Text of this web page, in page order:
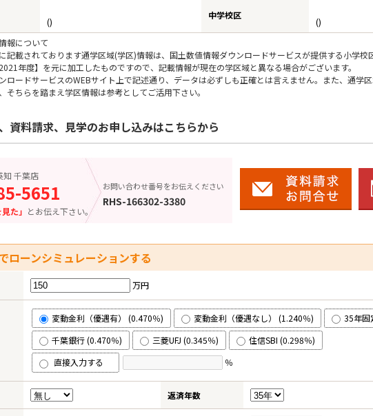
()
中学校区
()
報について
記載されております通学区域(学区)情報は、国土数値情報ダウンロードサービスが提供する小学
年度】を元に加工したものですので、記載情報が現在の学区域と異なる場合がございます。
ロードサービスのWEBサイト上で記述通り、データは必ずしも正確とは言えません。また、通学
そちらを踏まえ学区情報は参考としてご活用下さい。
資料請求、見学のお申し込みはこちらから
知 千葉店
5651
た」 とお伝え下さい。
お問い合わせ番号をお伝えください
RHS-166302-3380
ローンシミュレーションする
万円
変動金利（優遇有） (0.470％) 変動金利（優遇なし） (1.240％)
35年固
千葉銀行 (0.470％)
三菱UFJ (0.345％)
住信SBI (0.298％)
直接入力する
％
返済年数